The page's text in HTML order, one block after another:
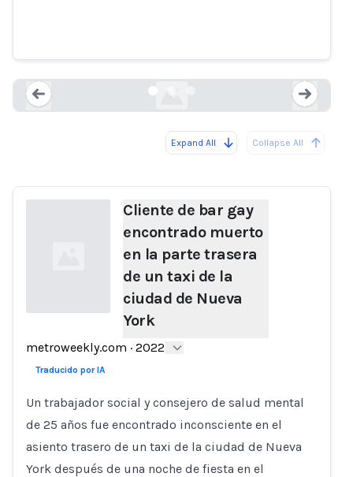
Expand All Collapse All
Loading...
Cliente de bar gay
encontrado muerto
en la parte trasera
de un taxi de la
ciudad de Nueva
York
metroweekly.com · 2022
Traducido por IA
Un trabajador social y consejero de salud mental
de 25 años fue encontrado inconsciente en el
asiento trasero de un taxi de la ciudad de Nueva
York después de una noche de fiesta en el